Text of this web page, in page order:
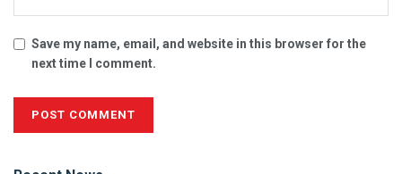
Save my name, email, and website in this browser for the
next time I comment.